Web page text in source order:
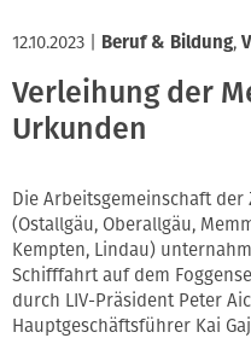
12.10.2023 Beruf & Bildung,
Verleihung der
Urkunden
Die Arbeitsgemeinschaft
(Ostallgäu, Oberallgäu,
Kempten, Lindau)
Schifffahrt auf dem
durch LIV-Präsident Peter
Hauptgeschäftsführer Kai